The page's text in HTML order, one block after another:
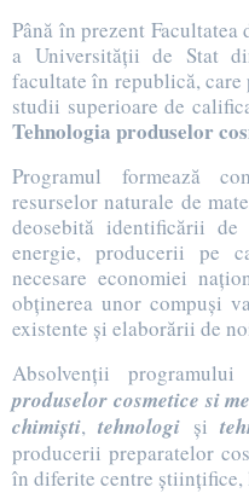
Până în prezent
a Universităţii de Stat
facultate în republică,
studii superioare de
Tehnologia produselor
Programul formează
resurselor naturale de
deosebită identificării
energie, producerii pe
necesare economiei
obţinerea unor compuşi
existente şi elaborării de
Absolvenţii
produselor cosmetice si
chimişti,tehnologi şi
producerii preparatelor
în diferite centre ştiinţifice,